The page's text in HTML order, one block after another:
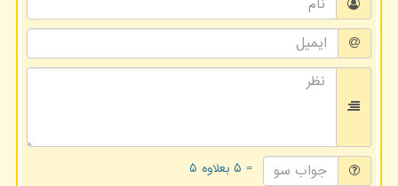
= ۵ بعلاوه ۵